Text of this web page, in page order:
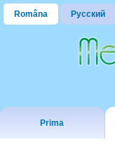
Româna Русский
Prima